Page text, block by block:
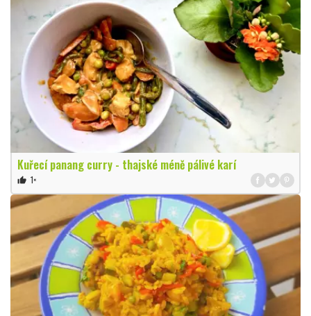
Kuřecí panang curry - thajské méně pálivé karí
thumb_up 1×